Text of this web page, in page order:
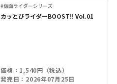
#仮面ライダーシリーズ
カッとびライダーBOOST!! Vol.01
価格：1,540円（税込）
発売日：2026年07月25日